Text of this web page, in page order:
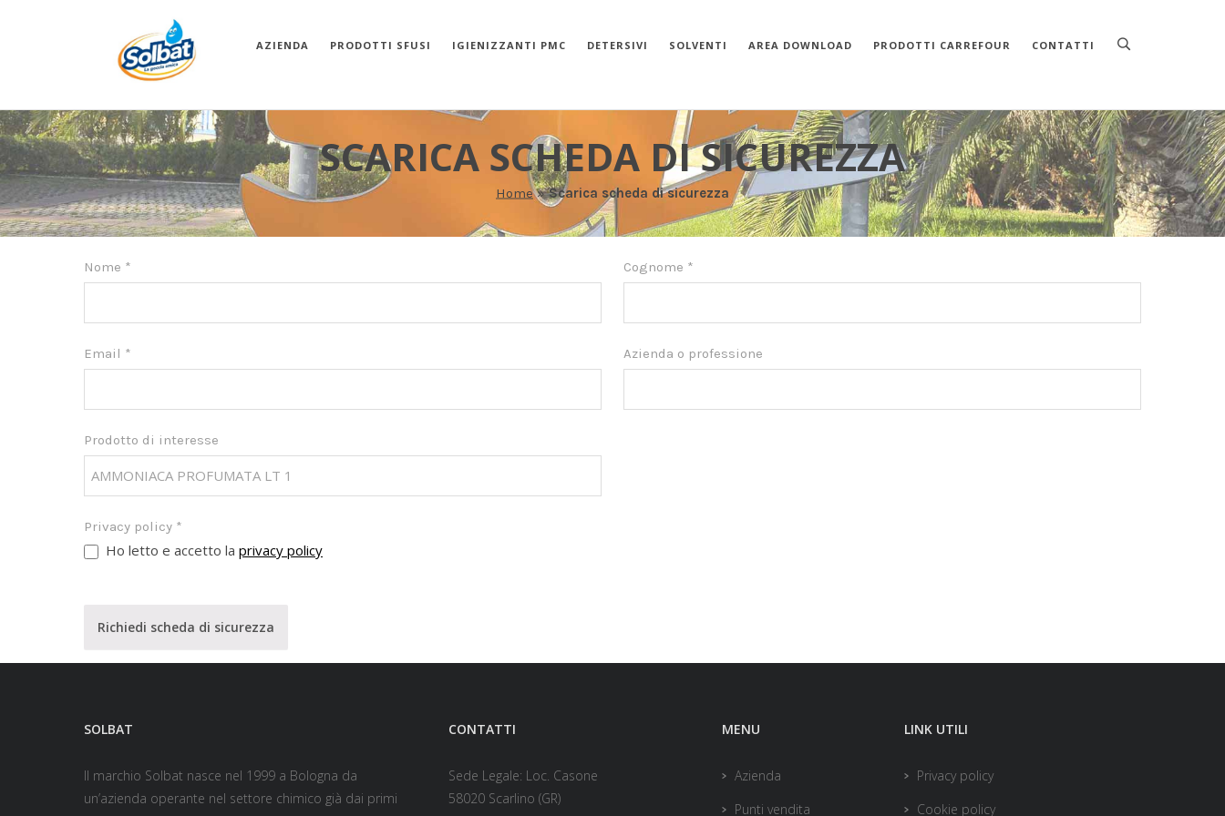
AZIENDA PRODOTTI SFUSI IGIENIZZANTI PMC DETERSIVI SOLVENTI AREA DOWNLOAD PRODOTTI CARREFOUR CONTATTI
SCARICA SCHEDA DI SICUREZZA
Home»Scarica scheda di sicurezza
Nome * Cognome *
Email * Azienda o professione
Prodotto di interesse
Privacy policy *
Ho letto e accetto la privacy policy
Richiedi scheda di sicurezza
SOLBAT
Il marchio Solbat nasce nel 1999 a Bologna da
un’azienda operante nel settore chimico già dai primi
CONTATTI
Sede Legale: Loc. Casone
58020 Scarlino (GR)
MENU
Azienda
Punti vendita
LINK UTILI
Privacy policy
Cookie policy